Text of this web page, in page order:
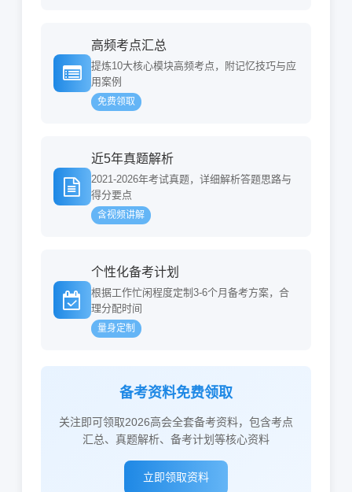
高频考点汇总
提炼10大核心模块高频考点，附记忆技巧与应
用案例
免费领取
近5年真题解析
2021-2026年考试真题，详细解析答题思路与
得分要点
含视频讲解
个性化备考计划
根据工作忙闲程度定制3-6个月备考方案，合
理分配时间
量身定制
备考资料免费领取
关注即可领取2026高会全套备考资料，包含考点
汇总、真题解析、备考计划等核心资料
立即领取资料